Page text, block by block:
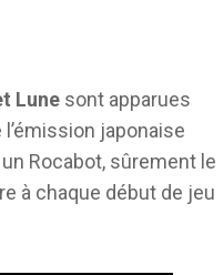
Lune sont apparues
japonaise
Rocabot, sûrement le
à chaque début de jeu